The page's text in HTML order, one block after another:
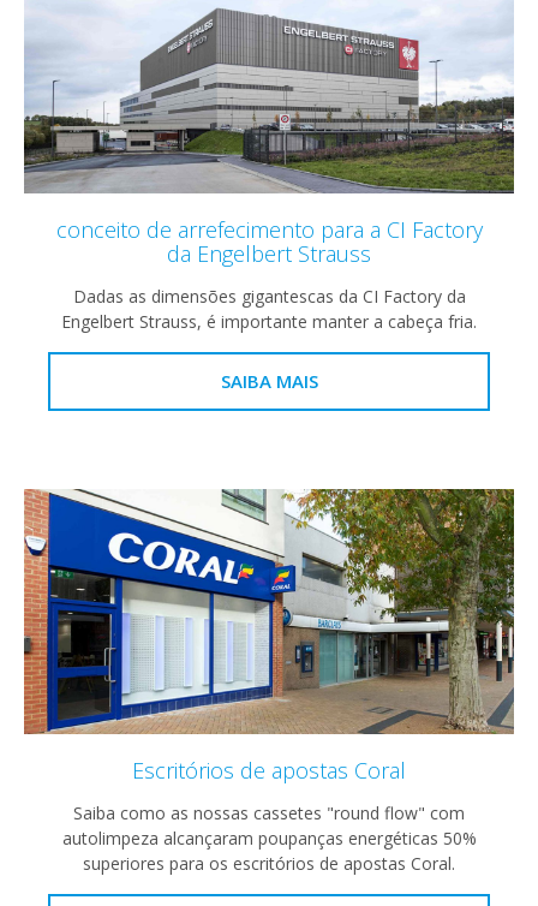
conceito de arrefecimento para a CI Factory
da Engelbert Strauss
Dadas as dimensões gigantescas da CI Factory da
Engelbert Strauss, é importante manter a cabeça fria.
SAIBA MAIS
Escritórios de apostas Coral
Saiba como as nossas cassetes "round flow" com
autolimpeza alcançaram poupanças energéticas 50%
superiores para os escritórios de apostas Coral.